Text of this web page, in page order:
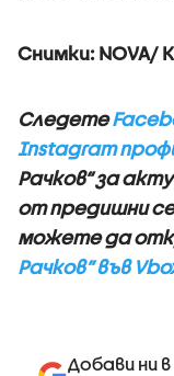
Снимки: NOVA/
Следете
Instagram
Рачков“ за
от предишни
можете да
Рачков” във
Добави ни